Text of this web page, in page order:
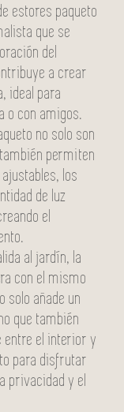
estores paqueto
que se
del
a crear
ideal para
o con amigos.
no solo son
permiten
los
de luz
el
al jardín, la
con el mismo
solo añade un
que también
entre el interior y
para disfrutar
privacidad y el